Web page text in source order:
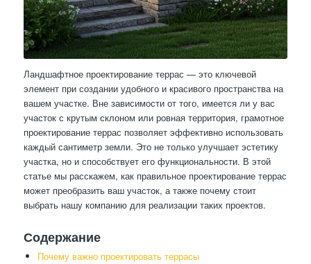
Ландшафтное проектирование террас — это ключевой
элемент при создании удобного и красивого пространства на
вашем участке. Вне зависимости от того, имеется ли у вас
участок с крутым склоном или ровная территория, грамотное
проектирование террас позволяет эффективно использовать
каждый сантиметр земли. Это не только улучшает эстетику
участка, но и способствует его функциональности. В этой
статье мы расскажем, как правильное проектирование террас
может преобразить ваш участок, а также почему стоит
выбрать нашу компанию для реализации таких проектов.
Содержание
Почему важно проектировать террасы